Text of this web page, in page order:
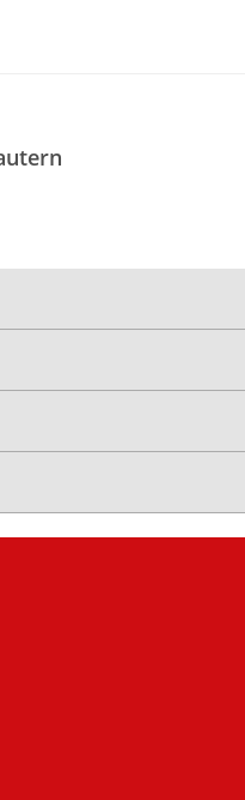
Weiterführendes